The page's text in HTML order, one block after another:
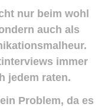
nur beim wohl
auch als
immer
jedem raten.
Problem, da es